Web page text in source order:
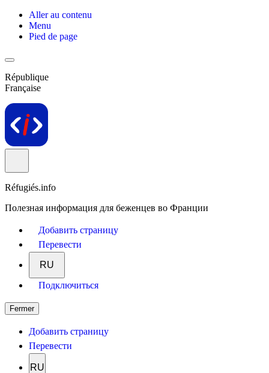
Aller au contenu
Menu
Pied de page
République
Française
Réfugiés.info
Полезная информация для беженцев во Франции
Добавить страницу
Перевести
RU
Подключиться
Fermer
Добавить страницу
Перевести
RU